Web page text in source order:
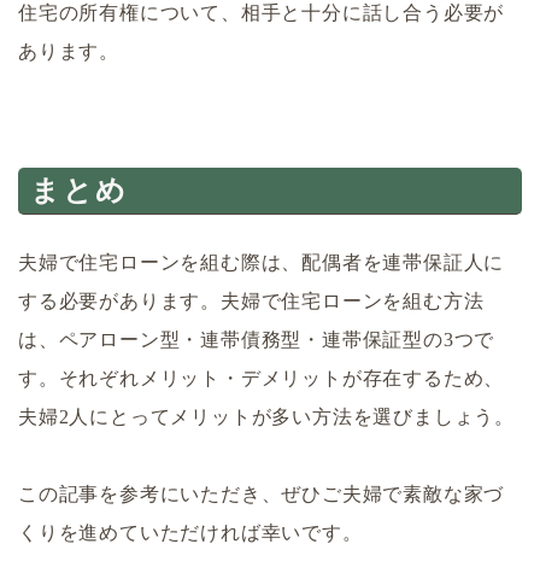
住宅の所有権について、相手と十分に話し合う必要が
あります。
まとめ
夫婦で住宅ローンを組む際は、配偶者を連帯保証人に
する必要があります。夫婦で住宅ローンを組む方法
は、ペアローン型・連帯債務型・連帯保証型の3つで
す。それぞれメリット・デメリットが存在するため、
夫婦2人にとってメリットが多い方法を選びましょう。
この記事を参考にいただき、ぜひご夫婦で素敵な家づ
くりを進めていただければ幸いです。